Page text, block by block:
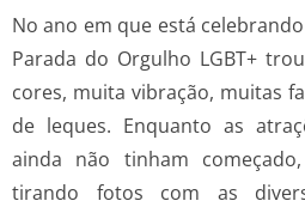
No ano em que está
Parada do Orgulho LGBT+
cores, muita vibração, muitas
de leques. Enquanto as
ainda não tinham
tirando fotos com as